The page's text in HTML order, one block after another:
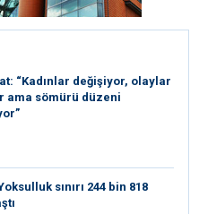
“Kadınlar değişiyor, olaylar
ama sömürü düzeni
sınırı 244 bin 818